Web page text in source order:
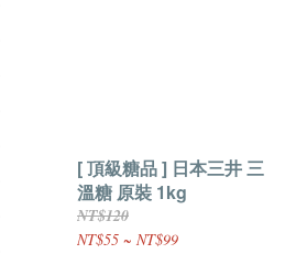
[ 頂級糖品 ] 日本三井 三
溫糖 原裝 1kg
NT$120
NT$55 ~ NT$99